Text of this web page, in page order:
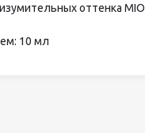
оттенка
10 мл